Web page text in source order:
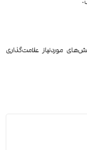
موردنیاز علامت‌گذاری